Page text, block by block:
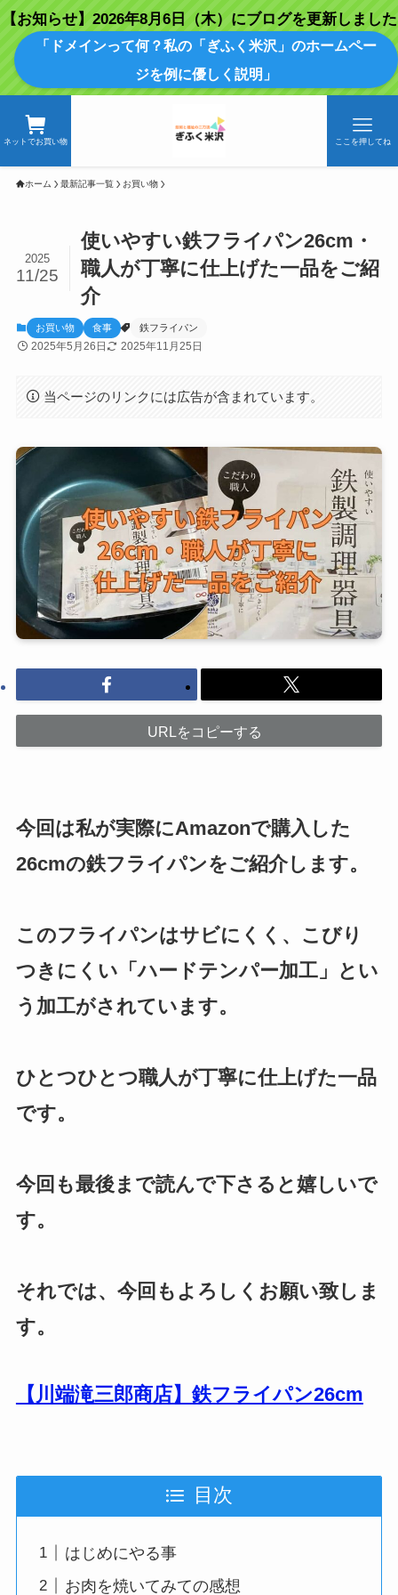
【お知らせ】2026年8月6日（木）にブログを更新しました
「ドメインって何？私の「ぎふく米沢」のホームペー
ジを例に優しく説明」
ネットでお買い物 ここを押してね
ホーム 最新記事一覧 お買い物
使いやすい鉄フライパン26cm・
職人が丁寧に仕上げた一品をご紹
介
2025
11/25
お買い物 食事 鉄フライパン
2025年5月26日 2025年11月25日
当ページのリンクには広告が含まれています。
URLをコピーする
今回は私が実際にAmazonで購入した
26cmの鉄フライパンをご紹介します。
このフライパンはサビにくく、こびり
つきにくい「ハードテンパー加工」とい
う加工がされています。
ひとつひとつ職人が丁寧に仕上げた一品
です。
今回も最後まで読んで下さると嬉しいで
す。
それでは、今回もよろしくお願い致しま
す。
【川端滝三郎商店】鉄フライパン26cm
目次
はじめにやる事
お肉を焼いてみての感想